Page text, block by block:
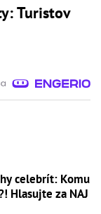
Turistov
celebrít: Komu
Hlasujte za NAJ